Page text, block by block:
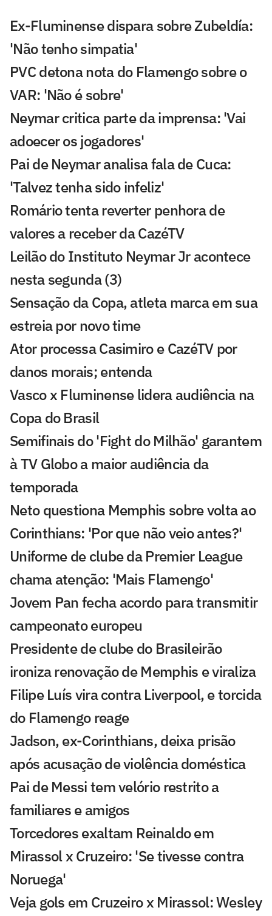
Ex-Fluminense dispara sobre Zubeldía:
'Não tenho simpatia'
PVC detona nota do Flamengo sobre o
VAR: 'Não é sobre'
Neymar critica parte da imprensa: 'Vai
adoecer os jogadores'
Pai de Neymar analisa fala de Cuca:
'Talvez tenha sido infeliz'
Romário tenta reverter penhora de
valores a receber da CazéTV
Leilão do Instituto Neymar Jr acontece
nesta segunda (3)
Sensação da Copa, atleta marca em sua
estreia por novo time
Ator processa Casimiro e CazéTV por
danos morais; entenda
Vasco x Fluminense lidera audiência na
Copa do Brasil
Semifinais do 'Fight do Milhão' garantem
à TV Globo a maior audiência da
temporada
Neto questiona Memphis sobre volta ao
Corinthians: 'Por que não veio antes?'
Uniforme de clube da Premier League
chama atenção: 'Mais Flamengo'
Jovem Pan fecha acordo para transmitir
campeonato europeu
Presidente de clube do Brasileirão
ironiza renovação de Memphis e viraliza
Filipe Luís vira contra Liverpool, e torcida
do Flamengo reage
Jadson, ex-Corinthians, deixa prisão
após acusação de violência doméstica
Pai de Messi tem velório restrito a
familiares e amigos
Torcedores exaltam Reinaldo em
Mirassol x Cruzeiro: 'Se tivesse contra
Noruega'
Veja gols em Cruzeiro x Mirassol: Wesley